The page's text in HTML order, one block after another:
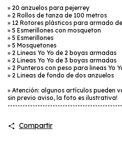
» 20 anzuelos para pejerrey
» 2 Rollos de tanza de 100 metros
» 12 Rotores plásticos para armado
» 5 Esmerillones con mosqueton
» 5 Esmerillones
» 5 Mosquetones
» 2 Lineas Yo Yo de 2 boyas armadas
» 2 Lineas Yo Yo de 3 boyas armadas
» 2 Punteros con peso para lineas Yo
» 2 Lineas de fondo de dos anzuelos
» Atención: algunos artículos pueden
sin previo aviso, la foto es ilustrativa!
Compartir